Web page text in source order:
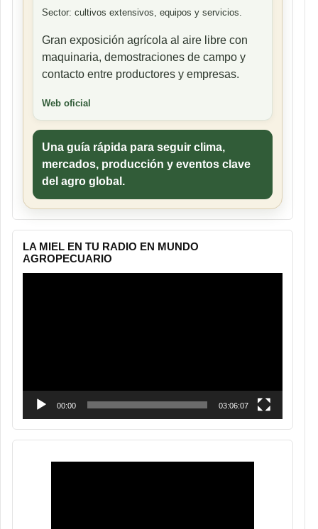
Sector: cultivos extensivos, equipos y servicios.
Gran exposición agrícola al aire libre con
maquinaria, demostraciones de campo y
contacto entre productores y empresas.
Web oficial
Una guía rápida para seguir clima,
mercados, producción y eventos clave
del agro global.
LA MIEL EN TU RADIO EN MUNDO
AGROPECUARIO
00:00 03:06:07